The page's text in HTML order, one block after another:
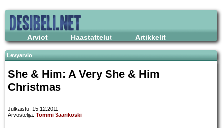
Arviot Haastattelut Artikkelit
Levyarvio
She & Him: A Very She & Him
Christmas
Julkaistu: 15.12.2011
Arvostelija: Tommi Saarikoski